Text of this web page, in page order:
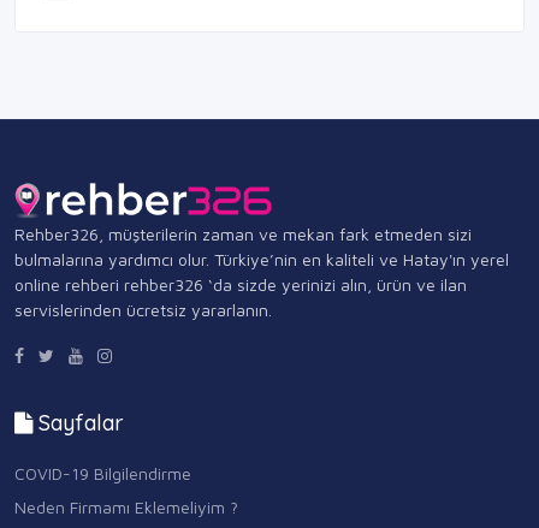
Rehber326, müşterilerin zaman ve mekan fark etmeden sizi
bulmalarına yardımcı olur. Türkiye’nin en kaliteli ve Hatay'ın yerel
online rehberi rehber326 ‘da sizde yerinizi alın, ürün ve ilan
servislerinden ücretsiz yararlanın.
Sayfalar
COVID-19 Bilgilendirme
Neden Firmamı Eklemeliyim ?